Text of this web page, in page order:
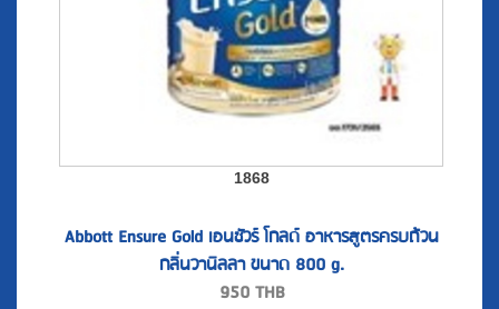
1868
Abbott Ensure Gold เอนชัวร์ โกลด์ อาหารสูตรครบถ้วน
กลิ่นวานิลลา ขนาด 800 g.
950 THB